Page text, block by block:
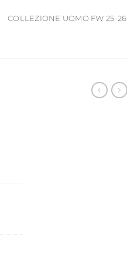
COLLEZIONE UOMO FW 25-26